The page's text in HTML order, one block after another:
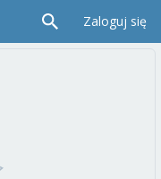
Zaloguj się